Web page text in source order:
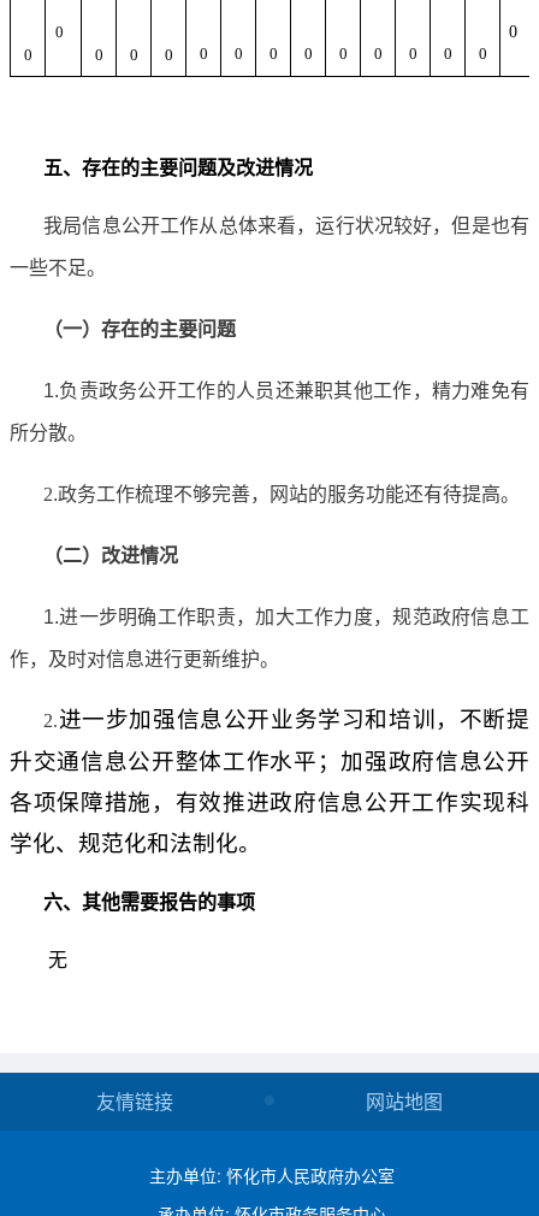
0
0
0
0 0 0 0 0 0 0 0 0 0 0
0
五、存在的主要问题及改进情况
我局信息公开工作从总体来看，运行状况较好，但是也有
一些不足。
（一）存在的主要问题
1.负责政务公开工作的人员还兼职其他工作， 精力难免有
所分散。
2.政务工作梳理不够完善，网站的服务功能还有待提高。
（二）改进情况
1.进一步明确工作职责，加大工作力度，规范政府信息工
作，及时对信息进行更新维护。
2.进一步加强信息公开业务学习和培训，不断提
升交通信息公开整体工作水平；加强政府信息公开
各项保障措施，有效推进政府信息公开工作实现科
学化、规范化和法制化。
六、其他需要报告的事项
无
友情链接 网站地图
主办单位: 怀化市人民政府办公室